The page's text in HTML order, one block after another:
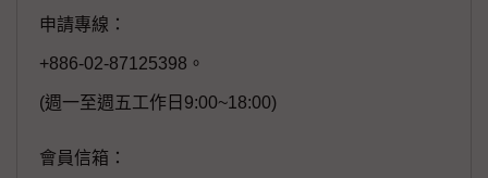
申請專線：
+886-02-87125398。
(週一至週五工作日9:00~18:00)
會員信箱：